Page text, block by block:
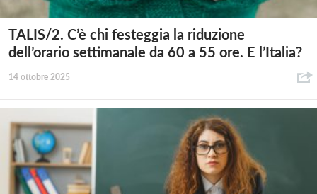
TALIS/2. C’è chi festeggia la riduzione
dell’orario settimanale da 60 a 55 ore. E l’Italia?
14 ottobre 2025